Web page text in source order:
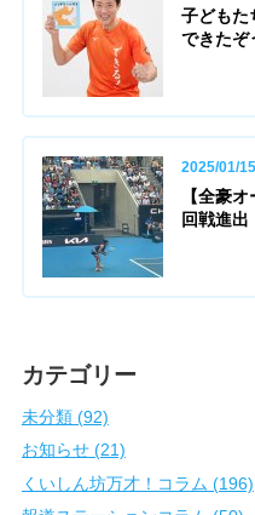
子どもた
できたぞ
2025/01/15
【全豪
回戦進出
カテゴリー
未分類 (92)
お知らせ (21)
くいしん坊万才！コラム (196)